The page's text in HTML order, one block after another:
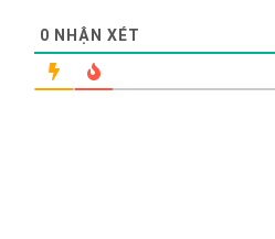
13:30
0 NHẬN XÉT